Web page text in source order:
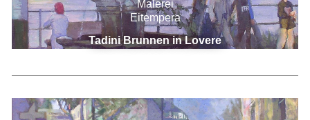
Tadini Brunnen in Lovere
Malerei
Eitempera